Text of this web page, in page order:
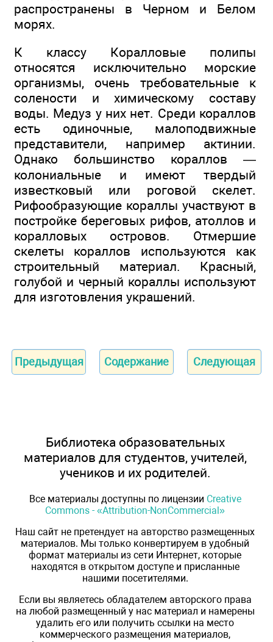
распространены в Черном и Белом
морях.
К классу Коралловые полипы
относятся исключительно морские
организмы, очень требовательные к
солености и химическому составу
воды. Медуз у них нет. Среди кораллов
есть одиночные, малоподвижные
представители, например актинии.
Однако большинство кораллов —
колониальные и имеют твердый
известковый или роговой скелет.
Рифообразующие кораллы участвуют в
постройке береговых рифов, атоллов и
коралловых островов. Отмершие
скелеты кораллов используются как
строительный материал. Красный,
голубой и черный кораллы используют
для изготовления украшений.
Предыдущая Содержание Следующая
Библиотека образовательных
материалов для студентов, учителей,
учеников и их родителей.
Все материалы доступны по лицензии Creative
Commons - «Attribution-NonCommercial»
Наш сайт не претендует на авторство размещенных
материалов. Мы только конвертируем в удобный
формат материалы из сети Интернет, которые
находятся в открытом доступе и присланные
нашими посетителями.
Если вы являетесь обладателем авторского права
на любой размещенный у нас материал и намерены
удалить его или получить ссылки на место
коммерческого размещения материалов,